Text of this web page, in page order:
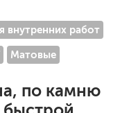
внутренних работ
Матовые
по камню